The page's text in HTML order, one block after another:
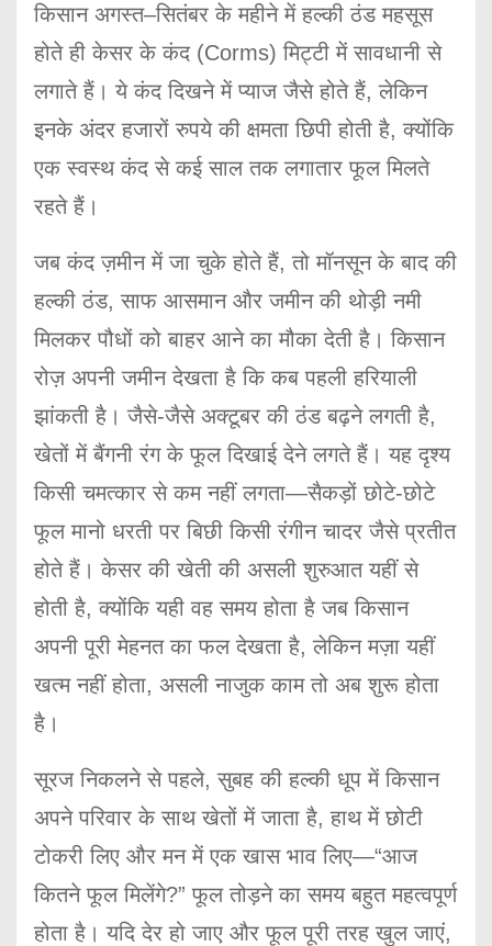
किसान अगस्त–सितंबर के महीने में हल्की ठंड महसूस
होते ही केसर के कंद (Corms) मिट्टी में सावधानी से
लगाते हैं। ये कंद दिखने में प्याज जैसे होते हैं, लेकिन
इनके अंदर हजारों रुपये की क्षमता छिपी होती है, क्योंकि
एक स्वस्थ कंद से कई साल तक लगातार फूल मिलते
रहते हैं।
जब कंद ज़मीन में जा चुके होते हैं, तो मॉनसून के बाद की
हल्की ठंड, साफ आसमान और जमीन की थोड़ी नमी
मिलकर पौधों को बाहर आने का मौका देती है। किसान
रोज़ अपनी जमीन देखता है कि कब पहली हरियाली
झांकती है। जैसे-जैसे अक्टूबर की ठंड बढ़ने लगती है,
खेतों में बैंगनी रंग के फूल दिखाई देने लगते हैं। यह दृश्य
किसी चमत्कार से कम नहीं लगता—सैकड़ों छोटे-छोटे
फूल मानो धरती पर बिछी किसी रंगीन चादर जैसे प्रतीत
होते हैं। केसर की खेती की असली शुरुआत यहीं से
होती है, क्योंकि यही वह समय होता है जब किसान
अपनी पूरी मेहनत का फल देखता है, लेकिन मज़ा यहीं
खत्म नहीं होता, असली नाजुक काम तो अब शुरू होता
है।
सूरज निकलने से पहले, सुबह की हल्की धूप में किसान
अपने परिवार के साथ खेतों में जाता है, हाथ में छोटी
टोकरी लिए और मन में एक खास भाव लिए—“आज
कितने फूल मिलेंगे?” फूल तोड़ने का समय बहुत महत्वपूर्ण
होता है। यदि देर हो जाए और फूल पूरी तरह खुल जाएं,